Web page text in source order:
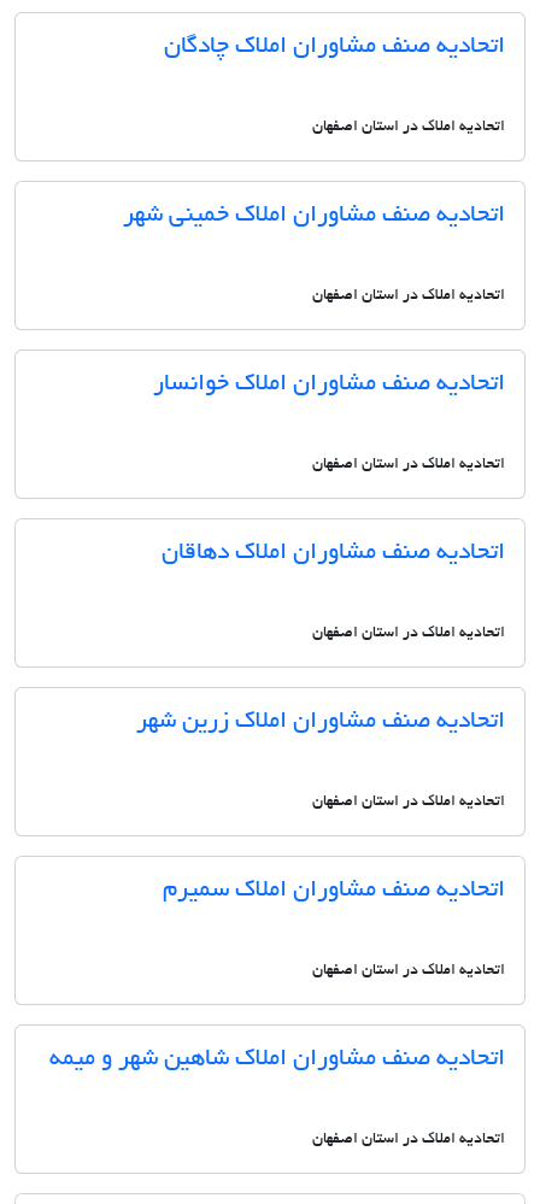
اتحادیه صنف مشاوران املاک چادگان
اتحادیه املاک در استان اصفهان
اتحادیه صنف مشاوران املاک خمینی شهر
اتحادیه املاک در استان اصفهان
اتحادیه صنف مشاوران املاک خوانسار
اتحادیه املاک در استان اصفهان
اتحادیه صنف مشاوران املاک دهاقان
اتحادیه املاک در استان اصفهان
اتحادیه صنف مشاوران املاک زرین شهر
اتحادیه املاک در استان اصفهان
اتحادیه صنف مشاوران املاک سمیرم
اتحادیه املاک در استان اصفهان
اتحادیه صنف مشاوران املاک شاهین شهر و میمه
اتحادیه املاک در استان اصفهان